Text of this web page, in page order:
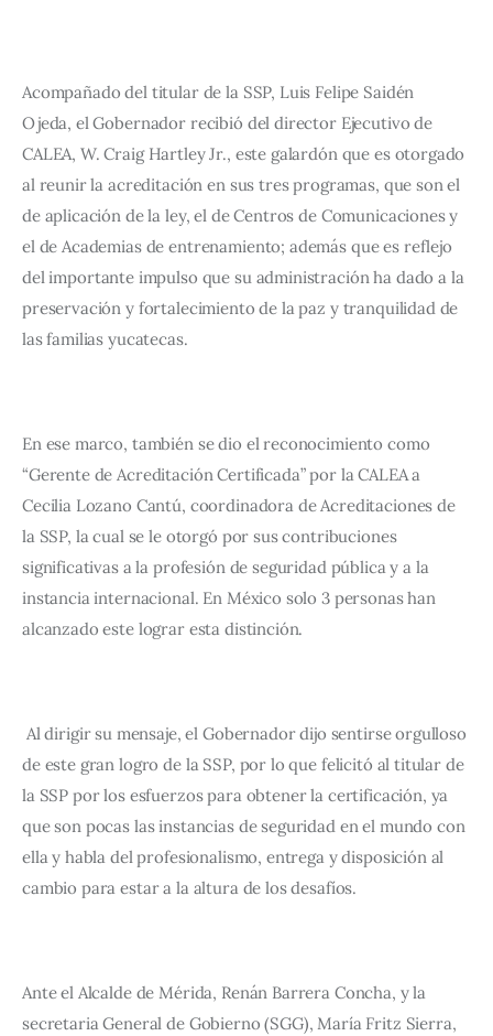
Acompañado del titular de la SSP, Luis Felipe Saidén
Ojeda, el Gobernador recibió del director Ejecutivo de
CALEA, W. Craig Hartley Jr., este galardón que es otorgado
al reunir la acreditación en sus tres programas, que son el
de aplicación de la ley, el de Centros de Comunicaciones y
el de Academias de entrenamiento; además que es reflejo
del importante impulso que su administración ha dado a la
preservación y fortalecimiento de la paz y tranquilidad de
las familias yucatecas.
En ese marco, también se dio el reconocimiento como
“Gerente de Acreditación Certificada” por la CALEA a
Cecilia Lozano Cantú, coordinadora de Acreditaciones de
la SSP, la cual se le otorgó por sus contribuciones
significativas a la profesión de seguridad pública y a la
instancia internacional. En México solo 3 personas han
alcanzado este lograr esta distinción.
Al dirigir su mensaje, el Gobernador dijo sentirse orgulloso
de este gran logro de la SSP, por lo que felicitó al titular de
la SSP por los esfuerzos para obtener la certificación, ya
que son pocas las instancias de seguridad en el mundo con
ella y habla del profesionalismo, entrega y disposición al
cambio para estar a la altura de los desafíos.
Ante el Alcalde de Mérida, Renán Barrera Concha, y la
secretaria General de Gobierno (SGG), María Fritz Sierra,